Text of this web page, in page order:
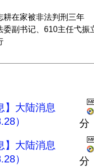
耕在家被非法判刑三年
委副书记、610主任弋振
】大陆消息
）
分
】大陆消息
）
分